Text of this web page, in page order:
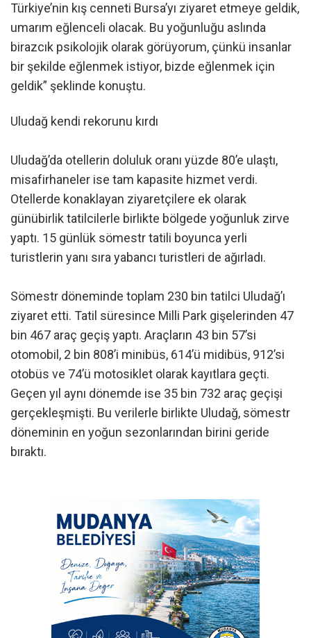
Türkiye’nin kış cenneti Bursa’yı ziyaret etmeye geldik,
umarım eğlenceli olacak. Bu yoğunluğu aslında
birazcık psikolojik olarak görüyorum, çünkü insanlar
bir şekilde eğlenmek istiyor, bizde eğlenmek için
geldik” şeklinde konuştu.
Uludağ kendi rekorunu kırdı
Uludağ’da otellerin doluluk oranı yüzde 80’e ulaştı,
misafirhaneler ise tam kapasite hizmet verdi.
Otellerde konaklayan ziyaretçilere ek olarak
günübirlik tatilcilerle birlikte bölgede yoğunluk zirve
yaptı. 15 günlük sömestr tatili boyunca yerli
turistlerin yanı sıra yabancı turistleri de ağırladı.
Sömestr döneminde toplam 230 bin tatilci Uludağ’ı
ziyaret etti. Tatil süresince Milli Park gişelerinden 47
bin 467 araç geçiş yaptı. Araçların 43 bin 57’si
otomobil, 2 bin 808’i minibüs, 614’ü midibüs, 912’si
otobüs ve 74’ü motosiklet olarak kayıtlara geçti.
Geçen yıl aynı dönemde ise 35 bin 732 araç geçişi
gerçekleşmişti. Bu verilerle birlikte Uludağ, sömestr
döneminin en yoğun sezonlarından birini geride
bıraktı.